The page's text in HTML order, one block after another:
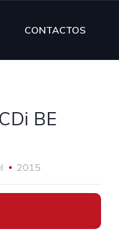
CONTACTOS
BE
2015